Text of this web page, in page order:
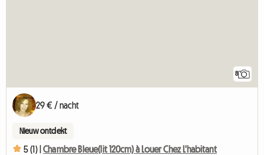
8
29 € / nacht
Nieuw ontdekt
5 (1) | Chambre Bleue(lit 120cm) à Louer Chez L'habitant